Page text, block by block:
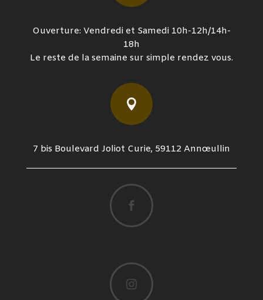
Ouverture: Vendredi et Samedi 10h-12h/14h-
18h
Le reste de la semaine sur simple rendez vous.

7 bis Boulevard Joliot Curie, 59112 Annœullin

